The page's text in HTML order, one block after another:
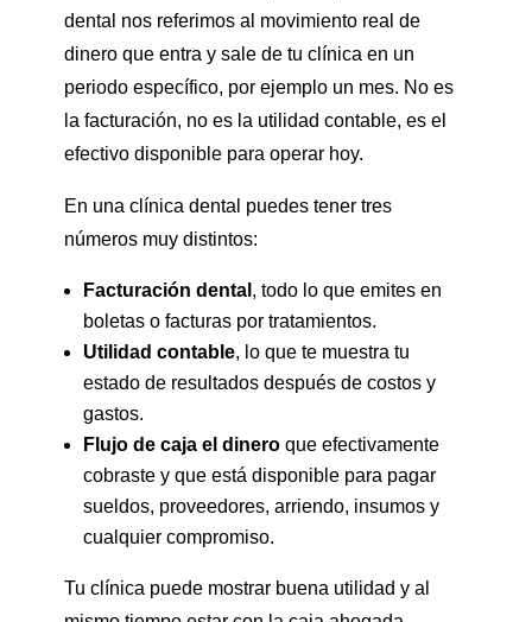
dental nos referimos al movimiento real de
dinero que entra y sale de tu clínica en un
periodo específico, por ejemplo un mes. No es
la facturación, no es la utilidad contable, es el
efectivo disponible para operar hoy.
En una clínica dental puedes tener tres
números muy distintos:
Facturación dental , todo lo que emites en
boletas o facturas por tratamientos.
Utilidad contable, lo que te muestra tu
estado de resultados después de costos y
gastos.
Flujo de caja el dineroque efectivamente
cobraste y que está disponible para pagar
sueldos, proveedores, arriendo, insumos y
cualquier compromiso.
Tu clínica puede mostrar buena utilidad y al